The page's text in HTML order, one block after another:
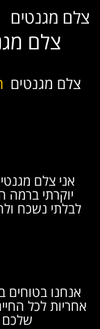
צלם מגנטים
צלם
צלם מגנטים
אני צלם
יוקרתי ברמה
לבלתי נשכח
אנחנו בטוחים
אחריות לכל
שלכם